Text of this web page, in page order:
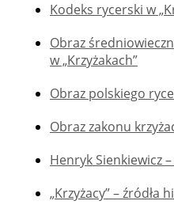
Kodeks rycerski w
Obraz
w „Krzyżakach”
Obraz polskiego
Obraz zakonu
Henryk Sienkiewicz
„Krzyżacy” – źródła